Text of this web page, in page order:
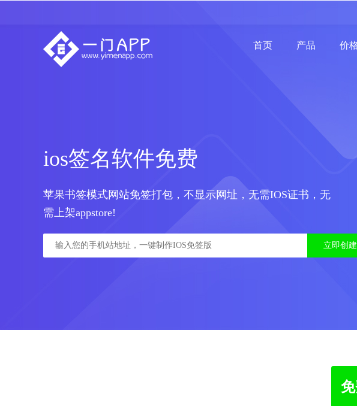
首页 产品 价
ios签名软件免费
苹果书签模式网站免签打包，不显示网址，无需IOS证书，无
需上架appstore!
立即创建